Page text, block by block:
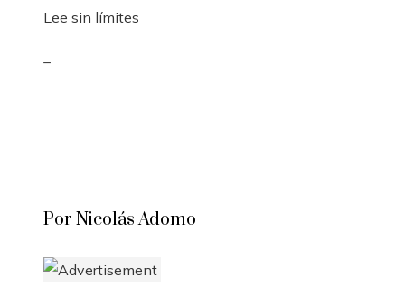
Lee sin límites
Por Nicolás Adomo